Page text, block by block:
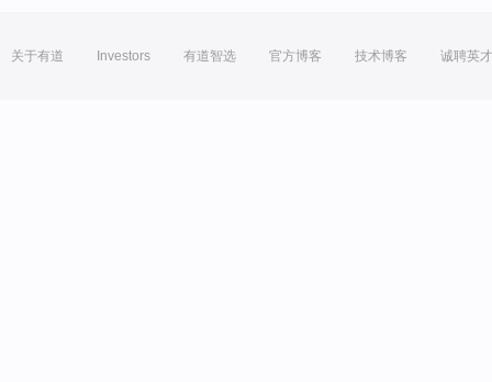
关于有道 Investors 有道智选 官方博客 技术博客 诚聘英才